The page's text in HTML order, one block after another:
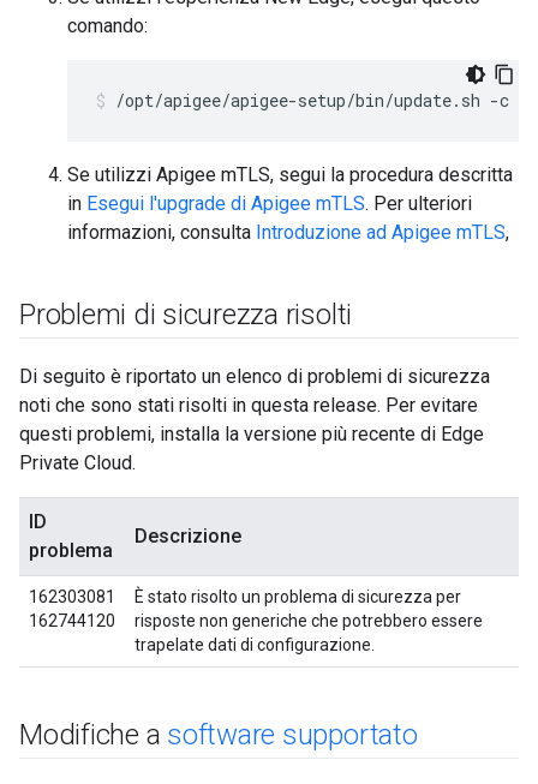
comando:
/opt/apigee/apigee-setup/bin/update.sh -c
Se utilizzi Apigee mTLS, segui la procedura descritta
in Esegui l'upgrade di Apigee mTLS. Per ulteriori
informazioni, consulta Introduzione ad Apigee mTLS,
Problemi di sicurezza risolti
Di seguito è riportato un elenco di problemi di sicurezza
noti che sono stati risolti in questa release. Per evitare
questi problemi, installa la versione più recente di Edge
Private Cloud.
ID
problema
Descrizione
162303081
162744120
È stato risolto un problema di sicurezza per
risposte non generiche che potrebbero essere
trapelate dati di configurazione.
Modifiche a software supportato